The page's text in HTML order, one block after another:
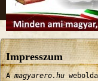
Impresszum
A magyarero.hu